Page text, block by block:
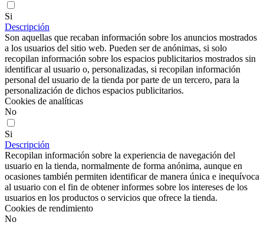
Si
Descripción
Son aquellas que recaban información sobre los anuncios mostrados
a los usuarios del sitio web. Pueden ser de anónimas, si solo
recopilan información sobre los espacios publicitarios mostrados sin
identificar al usuario o, personalizadas, si recopilan información
personal del usuario de la tienda por parte de un tercero, para la
personalización de dichos espacios publicitarios.
Cookies de analíticas
No
Si
Descripción
Recopilan información sobre la experiencia de navegación del
usuario en la tienda, normalmente de forma anónima, aunque en
ocasiones también permiten identificar de manera única e inequívoca
al usuario con el fin de obtener informes sobre los intereses de los
usuarios en los productos o servicios que ofrece la tienda.
Cookies de rendimiento
No